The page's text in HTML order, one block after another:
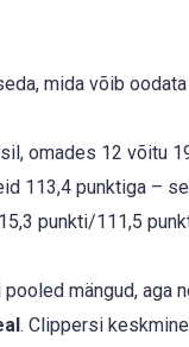
mida võib
omades 12 võitu
113,4 punktiga –
punkti/111,5
mängud,
. Clippersi